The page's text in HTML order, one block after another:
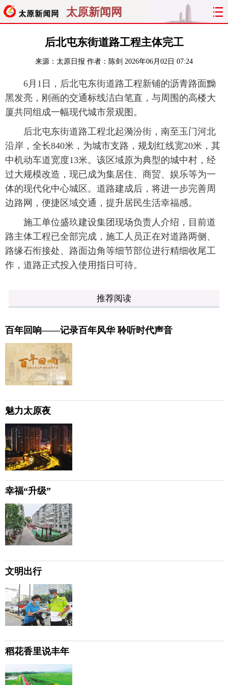
太原新闻网
聚焦 太原
经济 关注 文明 出行
纵横 曝光 综合 专题
旅游 理财 政务
看天下 晋月读 最太原 网罗民生
太原日报 太原晚报 热评 社区
后北屯东街道路工程主体完工
来源： 太原日报 作者：陈剑 2026年06月02日 07:24
6月1日，后北屯东街道路工程新铺的沥青路面黝
黑发亮，刚画的交通标线洁白笔直，与周围的高楼大
厦共同组成一幅现代城市景观图。
后北屯东街道路工程北起漪汾街，南至玉门河北
沿岸，全长840米，为城市支路，规划红线宽20米，其
中机动车道宽度13米。该区域原为典型的城中村，经
过大规模改造，现已成为集居住、商贸、娱乐等为一
体的现代化中心城区。道路建成后，将进一步完善周
边路网，便捷区域交通，提升居民生活幸福感。
施工单位盛玖建设集团现场负责人介绍，目前道
路主体工程已全部完成，施工人员正在对道路两侧、
路缘石衔接处、路面边角等细节部位进行精细收尾工
作，道路正式投入使用指日可待。
推荐阅读
百年回响——记录百年风华 聆听时代声音
魅力太原夜
幸福“升级”
文明出行
稻花香里说丰年